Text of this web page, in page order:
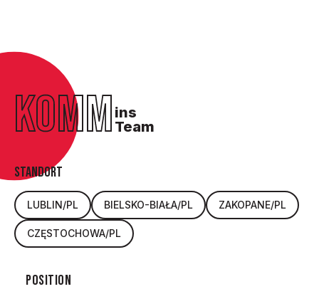
KOMM ins
Team
STANDORT
LUBLIN/PL BIELSKO-BIAŁA/PL ZAKOPANE/PL
CZĘSTOCHOWA/PL
POSITION